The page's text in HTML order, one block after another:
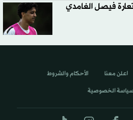
فيصل الغامدي
اعلن معنا الأحكام والشروط
الخصوصية